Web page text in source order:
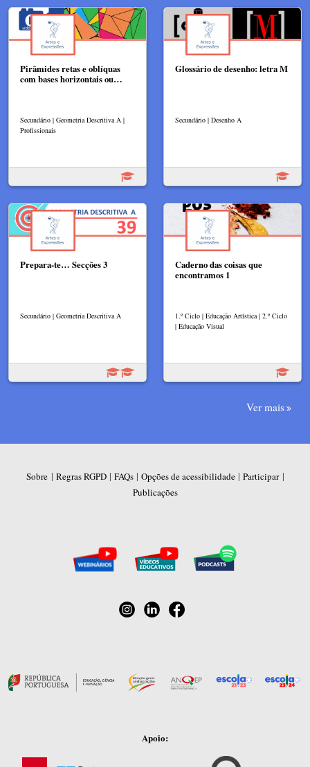
Pirâmides retas e oblíquas
com bases horizontais ou…
Secundário | Geometria Descritiva A |
Profissionais
Glossário de desenho: letra M
Secundário | Desenho A
Prepara-te… Secções 3
Secundário | Geometria Descritiva A
Caderno das coisas que
encontramos 1
1.º Ciclo | Educação Artística | 2.º Ciclo
| Educação Visual
Ver mais
Sobre | Regras RGPD| FAQs| Opções de acessibilidade| Participar|
Publicações
Apoio: